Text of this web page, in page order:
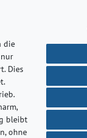
die
Dies
bleibt
ohne